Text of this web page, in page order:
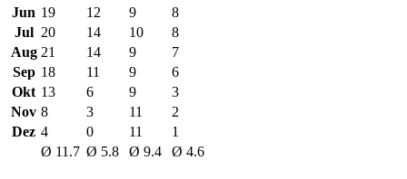
Jun 19 12 9
8
Jul 20 14 10
8
Aug 21 14 9
7
Sep 18 11 9
6
Okt 13 6 9
3
Nov 8 3 11
2
Dez 4 0 11
1
Ø 11.7 Ø 5.8 Ø 9.4 Ø 4.6